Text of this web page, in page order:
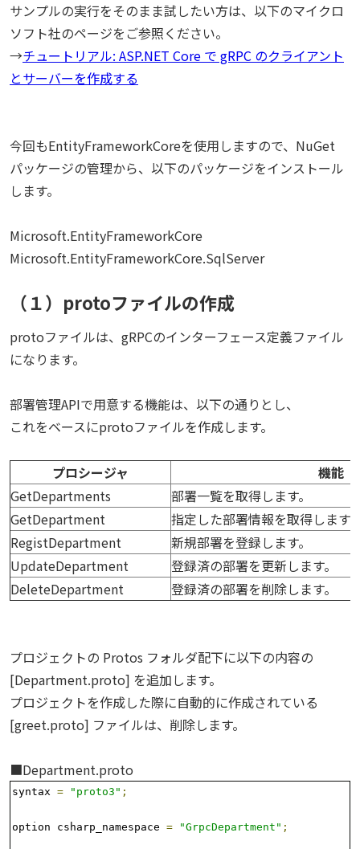
サンプルの実行をそのまま試したい方は、以下のマイクロ
ソフト社のページをご参照ください。
→チュートリアル: ASP.NET Core で gRPC のクライアント
とサーバーを作成する
今回もEntityFrameworkCoreを使用しますので、NuGet
パッケージの管理から、以下のパッケージをインストール
します。
Microsoft.EntityFrameworkCore
Microsoft.EntityFrameworkCore.SqlServer
（１）protoファイルの作成
protoファイルは、gRPCのインターフェース定義ファイル
になります。
部署管理APIで用意する機能は、以下の通りとし、
これをベースにprotoファイルを作成します。
プロシージャ
機能
GetDepartments
部署一覧を取得します。
GetDepartment
指定した部署情報を取得します
RegistDepartment
新規部署を登録します。
UpdateDepartment
登録済の部署を更新します。
DeleteDepartment
登録済の部署を削除します。
プロジェクトの Protos フォルダ配下に以下の内容の
[Department.proto] を追加します。
プロジェクトを作成した際に自動的に作成されている
[greet.proto] ファイルは、削除します。
■Department.proto
syntax = "proto3" ;
option csharp_namespace = "GrpcDepartment" ;